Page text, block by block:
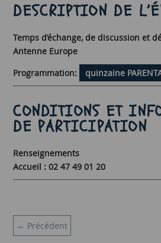
DESCRIPTION DE
Temps d’échange, de discussion et
Antenne Europe
Programmation:
quinzaine
CONDITIONS ET
DE PARTICIPATION
Renseignements
Accueil : 02 47 49 01 20
← Précédent